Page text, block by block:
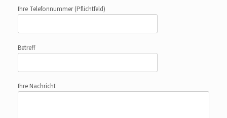
Ihre Telefonnummer(Pflichtfeld)
Betreff
Ihre Nachricht